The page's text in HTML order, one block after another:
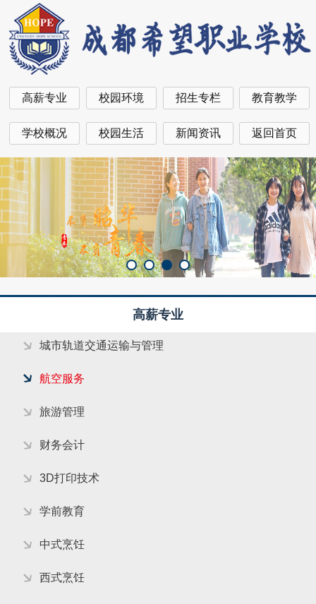
高薪专业 校园环境 招生专栏 教育教学
学校概况 校园生活 新闻资讯 返回首页
高薪专业
城市轨道交通运输与管理
航空服务
旅游管理
财务会计
3D打印技术
学前教育
中式烹饪
西式烹饪